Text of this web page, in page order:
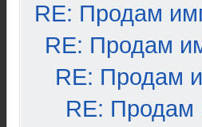
RE: Продам
RE: Продам
RE: Продам
RE: Продам